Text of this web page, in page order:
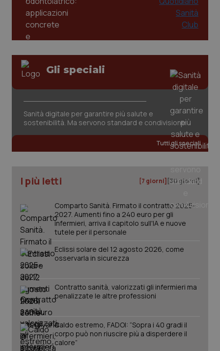
Gli speciali
Sanità digitale per garantire più salute e
sostenibilità. Ma servono standard e condivisione
Tutti gli speciali
I più letti [7 giorni] [30 giorni]
Comparto Sanità. Firmato il contratto 2025-
2027. Aumenti fino a 240 euro per gli
infermieri, arriva il capitolo sull'IA e nuove
tutele per il personale
Eclissi solare del 12 agosto 2026, come
osservarla in sicurezza
Contratto sanità, valorizzati gli infermieri ma
penalizzate le altre professioni
Caldo estremo, FADOI: “Sopra i 40 gradi il
corpo può non riuscire più a disperdere il
calore”
www.quotidianosanita.it
5
tracking-sites-ironfish-
tracking-enable
www.quotidianosanita.it
_ga
Google LLC
.quotidianosanita.it